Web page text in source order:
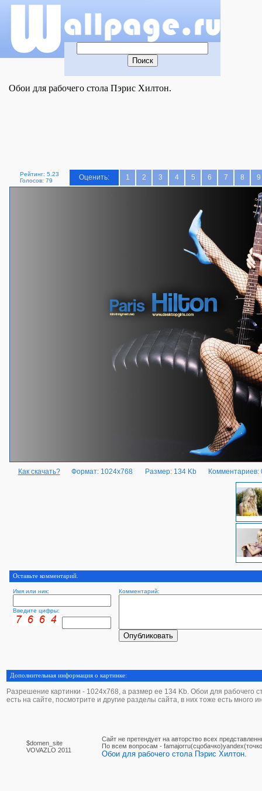
Обои для рабочего стола Пэрис Хилтон.
Рейтинг: 5.23
Голосов: 79
Оценить: 1 2 3 4 5 6 7 8 9
Как скачать? Формат: 1024x768 Размер: 134 Kb Комментариев:
Оставьте комментарий.
Имя или ник: Комментарий:
Введите цифры:
Дополнительная информация о картинке:
Разрешение картинки - 1024х768, а размер ее 134 Kb. Обои для рабочего
есть на сайте, посмотрите и другие разделы сайта, в них тоже есть много
$domen_site
VOVAZLO 2011
Сайт не претендует на авторство всех
По вcем вопросам -
Обои для рабочего стола Пэрис Хилтон.